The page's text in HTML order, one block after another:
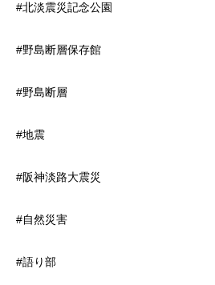
#北淡震災記念公園
#野島断層保存館
#野島断層
#地震
#阪神淡路大震災
#自然災害
#語り部